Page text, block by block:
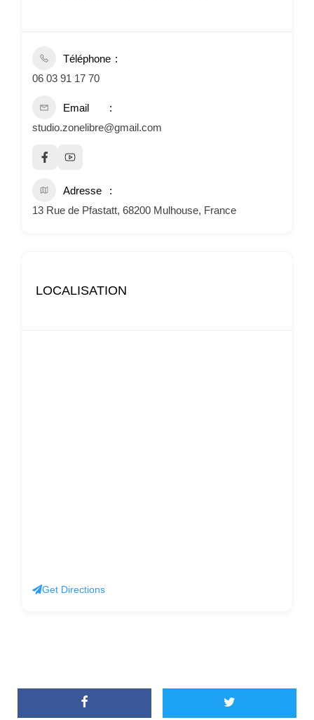
Téléphone
06 03 91 17 70
Email
studio.zonelibre@gmail.com
Adresse
13 Rue de Pfastatt, 68200 Mulhouse, France
LOCALISATION
Get Directions